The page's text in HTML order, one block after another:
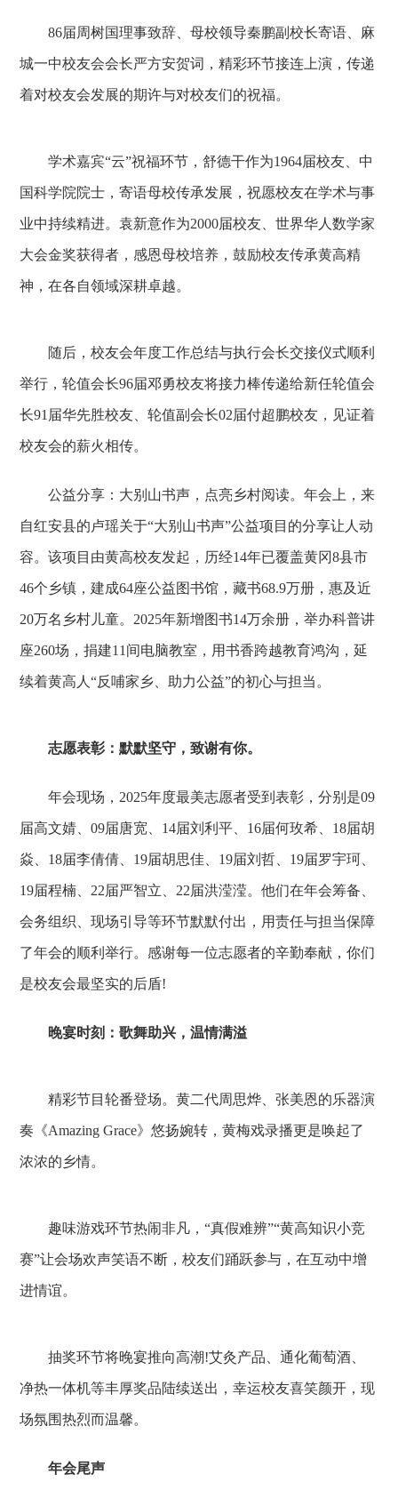
86届周树国理事致辞、母校领导秦鹏副校长寄语、麻
城一中校友会会长严方安贺词，精彩环节接连上演，传递
着对校友会发展的期许与对校友们的祝福。
学术嘉宾“云”祝福环节，舒德干作为1964届校友、中
国科学院院士，寄语母校传承发展，祝愿校友在学术与事
业中持续精进。袁新意作为2000届校友、世界华人数学家
大会金奖获得者，感恩母校培养，鼓励校友传承黄高精
神，在各自领域深耕卓越。
随后，校友会年度工作总结与执行会长交接仪式顺利
举行，轮值会长96届邓勇校友将接力棒传递给新任轮值会
长91届华先胜校友、轮值副会长02届付超鹏校友，见证着
校友会的薪火相传。
公益分享：大别山书声，点亮乡村阅读。年会上，来
自红安县的卢瑶关于“大别山书声”公益项目的分享让人动
容。该项目由黄高校友发起，历经14年已覆盖黄冈8县市
46个乡镇，建成64座公益图书馆，藏书68.9万册，惠及近
20万名乡村儿童。2025年新增图书14万余册，举办科普讲
座260场，捐建11间电脑教室，用书香跨越教育鸿沟，延
续着黄高人“反哺家乡、助力公益”的初心与担当。
志愿表彰：默默坚守，致谢有你。
年会现场，2025年度最美志愿者受到表彰，分别是09
届高文婧、09届唐宽、14届刘利平、16届何玫希、18届胡
焱、18届李倩倩、19届胡思佳、19届刘哲、19届罗宇珂、
19届程楠、22届严智立、22届洪滢滢。他们在年会筹备、
会务组织、现场引导等环节默默付出，用责任与担当保障
了年会的顺利举行。感谢每一位志愿者的辛勤奉献，你们
是校友会最坚实的后盾!
晚宴时刻：歌舞助兴，温情满溢
精彩节目轮番登场。黄二代周思烨、张美恩的乐器演
奏《Amazing Grace》悠扬婉转，黄梅戏录播更是唤起了
浓浓的乡情。
趣味游戏环节热闹非凡，“真假难辨”“黄高知识小竞
赛”让会场欢声笑语不断，校友们踊跃参与，在互动中增
进情谊。
抽奖环节将晚宴推向高潮!艾灸产品、通化葡萄酒、
净热一体机等丰厚奖品陆续送出，幸运校友喜笑颜开，现
场氛围热烈而温馨。
年会尾声